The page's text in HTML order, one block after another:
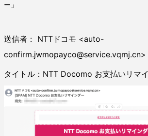
ー」
送信者： NTTドコモ <auto-
confirm.jwmopayco@service.vqmj.cn>
タイトル：NTT Docomo お支払いリマ